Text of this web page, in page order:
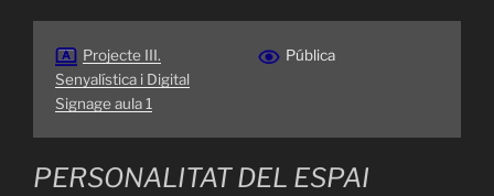
Projecte III.
Senyalística i Digital
Signage aula 1
Pública
PERSONALITAT DEL ESPAI